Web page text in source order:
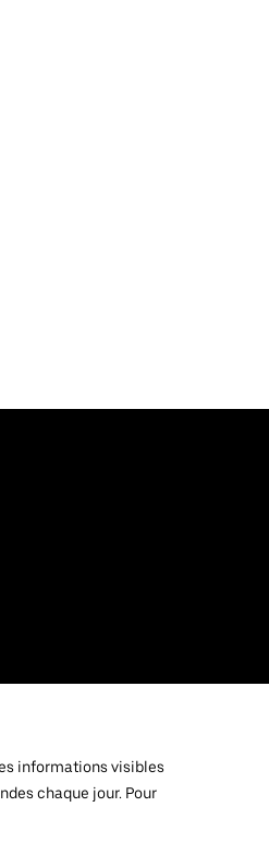
informations visibles
chaque jour. Pour